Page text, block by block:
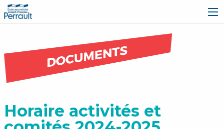
École secondaire Joseph-François-Perrault
Horaire activités et